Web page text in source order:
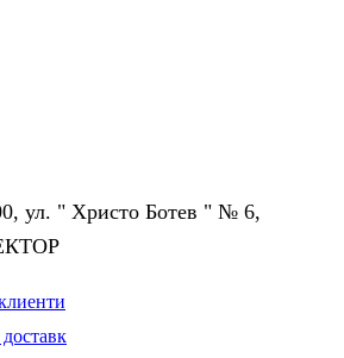
ул. " Христо Ботев " № 6,